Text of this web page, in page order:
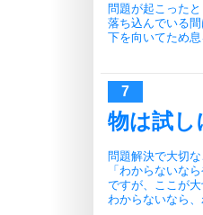
問題が起こった
落ち込んでいる間
下を向いてため
物は試し
問題解決で大切
「わからないな
ですが、ここが大
わからないなら